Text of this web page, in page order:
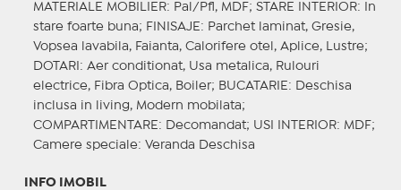
MATERIALE MOBILIER: Pal/Pfl, MDF; STARE INTERIOR: In
stare foarte buna; FINISAJE : Parchet laminat, Gresie,
Vopsea lavabila, Faianta, Calorifere otel, Aplice, Lustre;
DOTARI : Aer conditionat, Usa metalica, Rulouri
electrice, Fibra Optica, Boiler; BUCATARIE : Deschisa
inclusa in living, Modern mobilata;
COMPARTIMENTARE : Decomandat; USI INTERIOR: MDF;
Camere speciale: Veranda Deschisa
INFO IMOBIL